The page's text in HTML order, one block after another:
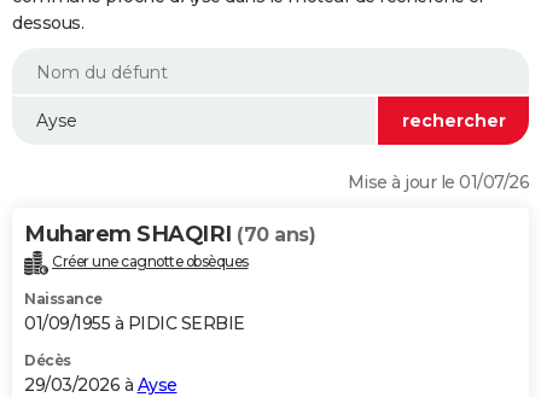
Essais
Réserver un essai
Citadines
Berlines
SUV
Forum auto
+
HIGH-TECH
BRICOLAGE
WEEK-END
Alimentation
Guide de la santé
Maladies
Médicaments
Sommeil
VOYAGE
Destinations
City break
Voyage nature
Voyage de noces
Forum
Climat
+PHOTO
GUIDES D'ACHAT
dessous.
Mise à jour le 01/07/26
Muharem SHAQIRI (70 ans)
Créer une cagnotte obsèques
Naissance
01/09/1955 à PIDIC SERBIE
Décès
29/03/2026 à Ayse